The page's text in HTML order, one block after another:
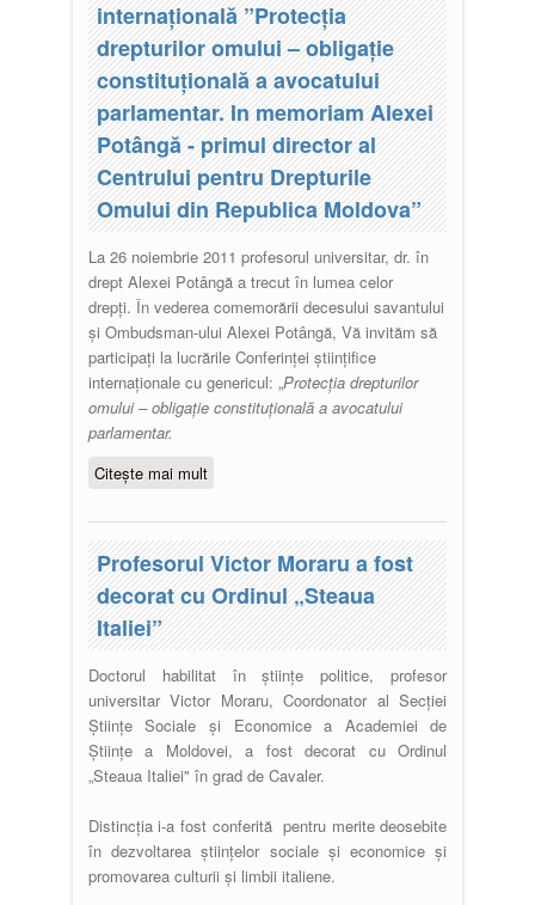
internaţională ”Protecţia
drepturilor omului – obligaţie
constituţională a avocatului
parlamentar. In memoriam Alexei
Potângă - primul director al
Centrului pentru Drepturile
Omului din Republica Moldova”
La 26 noiembrie 2011 profesorul universitar, dr. în
drept Alexei Potângă a trecut în lumea celor
drepţi. În vederea comemorării decesului savantului
şi Ombudsman-ului Alexei Potângă, Vă invităm să
participaţi la lucrările Conferinţei ştiinţifice
internaţionale cu genericul: „Protecţia drepturilor
omului – obligaţie constituţională a avocatului
parlamentar.
Citește mai multdespre Conferinţa ştiinţifică
omului – obligaţie constituţională a
avocatului parlamentar. In
memoriam Alexei Potângă - primul
director al Centrului pentru
Drepturile Omului din Republica
Moldova”
Profesorul Victor Moraru a fost
decorat cu Ordinul „Steaua
Italiei”
Doctorul habilitat în ştiinţe politice, profesor
universitar Victor Moraru, Coordonator al Secţiei
Ştiinţe Sociale şi Economice a Academiei de
Ştiinţe a Moldovei, a fost decorat cu Ordinul
„Steaua Italiei" în grad de Cavaler.
Distincţia i-a fost conferită pentru merite deosebite
în dezvoltarea ştiinţelor sociale şi economice şi
promovarea culturii şi limbii italiene.